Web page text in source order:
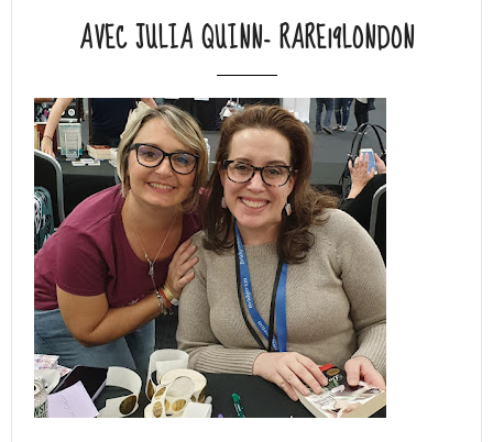
AVEC JULIA QUINN- RARE19LONDON